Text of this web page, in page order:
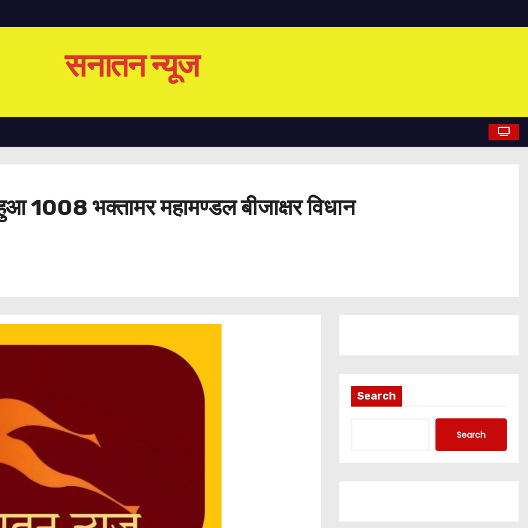
सनातन न्यूज
1008 भक्तामर महामण्डल बीजाक्षर विधान
Search
Search